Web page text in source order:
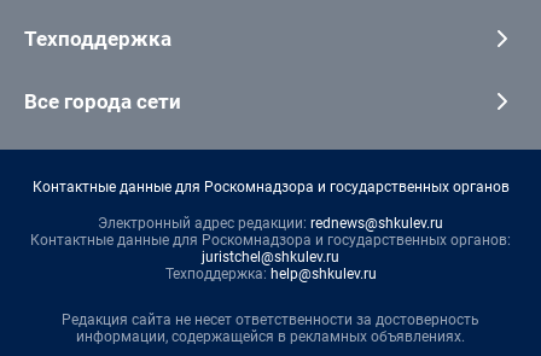
Техподдержка
Все города сети
Контактные данные для Роскомнадзора и государственных органов
Электронный адрес редакции: rednews@shkulev.ru
Контактные данные для Роскомнадзора и государственных органов:
juristchel@shkulev.ru
Техподдержка: help@shkulev.ru
Редакция сайта не несет ответственности за достоверность
информации, содержащейся в рекламных объявлениях.